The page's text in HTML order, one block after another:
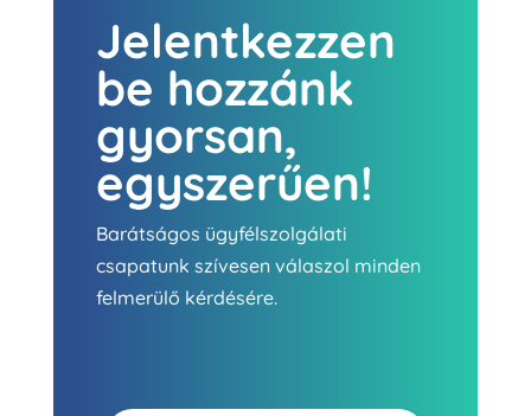
Jelentkezzen
be hozzánk
gyorsan,
egyszerűen!
Barátságos ügyfélszolgálati
csapatunk szívesen válaszol minden
felmerülő kérdésére.